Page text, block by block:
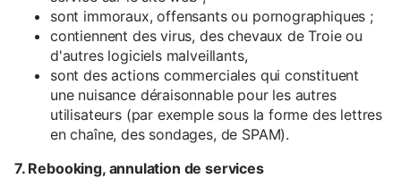
sont immoraux, offensants ou pornographiques ;
contiennent des virus, des chevaux de Troie ou
d'autres logiciels malveillants,
sont des actions commerciales qui constituent
une nuisance déraisonnable pour les autres
utilisateurs (par exemple sous la forme des lettres
en chaîne, des sondages, de SPAM).
7. Rebooking, annulation de services